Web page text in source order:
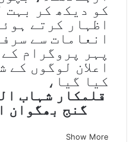
کو دیکھ کر بہت
اظہار کرتے
انعامات سے
پہر پروگرام
اعلان لوگوں کے
کیا گیا،
قلمکار شہاب
گنج بھگوان
Show More